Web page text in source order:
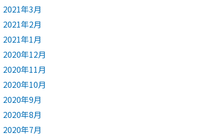
2021年3月
2021年2月
2021年1月
2020年12月
2020年11月
2020年10月
2020年9月
2020年8月
2020年7月